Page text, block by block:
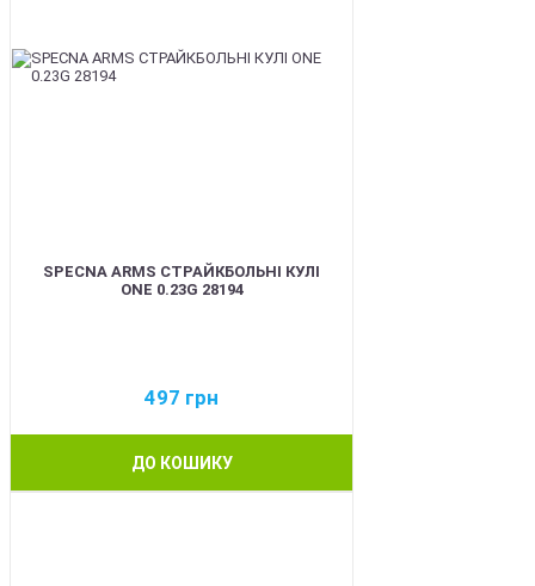
SPECNA ARMS СТРАЙКБОЛЬНІ КУЛІ
ONE 0.23G 28194
497 грн
ДО КОШИКУ